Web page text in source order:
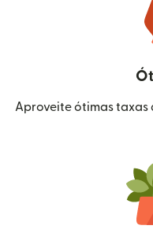
Aproveite ótimas taxas